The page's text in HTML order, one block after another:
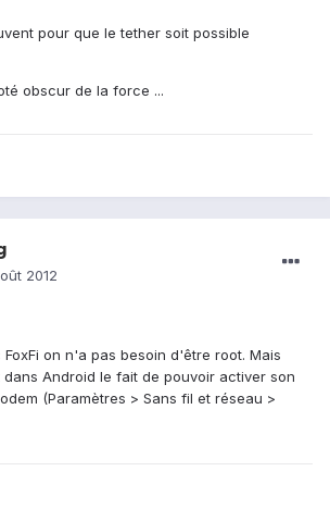
pour que le tether soit possible
obscur de la force ...
2012
on n'a pas besoin d'être root. Mais
Android le fait de pouvoir activer son
(Paramètres > Sans fil et réseau >